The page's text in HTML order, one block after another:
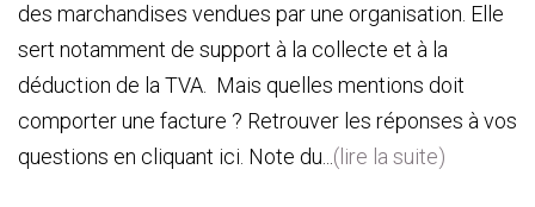
des marchandises vendues par une organisation. Elle
sert notamment de support à la collecte et à la
déduction de la TVA. Mais quelles mentions doit
comporter une facture ? Retrouver les réponses à vos
questions en cliquant ici. Note du... (lire la suite)